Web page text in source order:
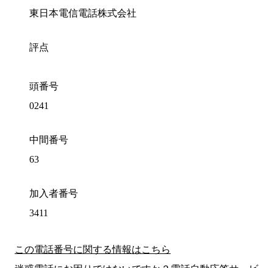
東日本電信電話株式会社
評点
頭番号
0241
中間番号
63
加入者番号
3411
この電話番号に関する情報はこちら